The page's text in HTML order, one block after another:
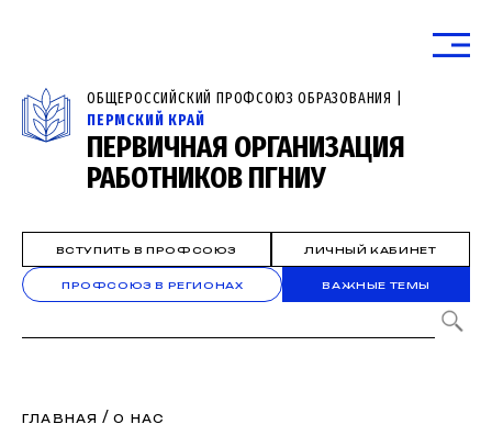
ОБЩЕРОССИЙСКИЙ ПРОФСОЮЗ ОБРАЗОВАНИЯ |
ПЕРМСКИЙ КРАЙ
ПЕРВИЧНАЯ ОРГАНИЗАЦИЯ
РАБОТНИКОВ ПГНИУ
ВСТУПИТЬ В ПРОФСОЮЗ ЛИЧНЫЙ КАБИНЕТ
ПРОФСОЮЗ В РЕГИОНАХ ВАЖНЫЕ ТЕМЫ
ГЛАВНАЯ /О НАС